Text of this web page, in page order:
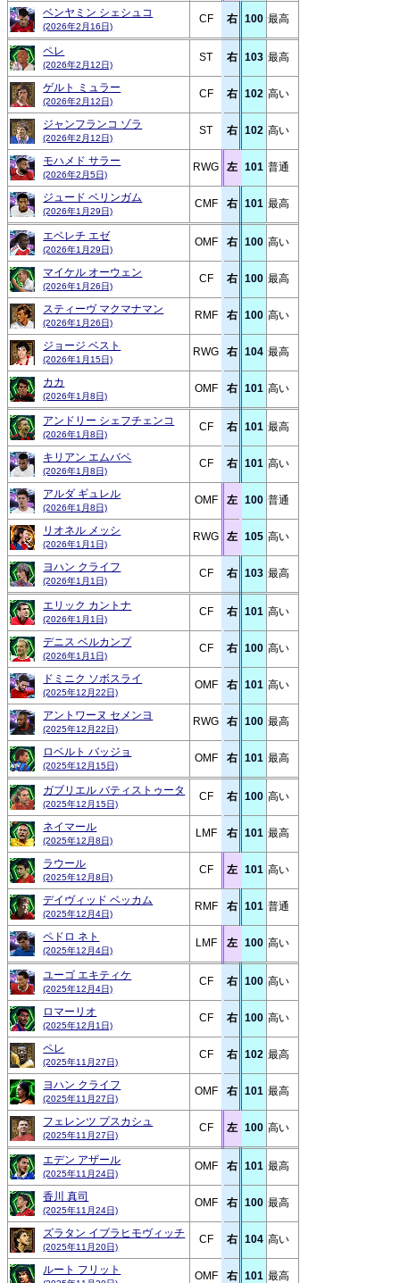
ベンヤミン シェシュコ
(2026年2月16日)
CF 右 100 最高
ペレ
(2026年2月12日)
ST 右 103 最高
ゲルト ミュラー
(2026年2月12日)
CF 右 102 高い
ジャンフランコ ゾラ
(2026年2月12日)
ST 右 102 高い
モハメド サラー
(2026年2月5日)
RWG 左 101 普通
ジュード ベリンガム
(2026年1月29日)
CMF 右 101 最高
エベレチ エゼ
(2026年1月29日)
OMF 右 100 高い
マイケル オーウェン
(2026年1月26日)
CF 右 100 最高
スティーヴ マクマナマン
(2026年1月26日)
RMF 右 100 高い
ジョージ ベスト
(2026年1月15日)
RWG 右 104 最高
カカ
(2026年1月8日)
OMF 右 101 高い
アンドリー シェフチェンコ
(2026年1月8日)
CF 右 101 最高
キリアン エムバペ
(2026年1月8日)
CF 右 101 高い
アルダ ギュレル
(2026年1月8日)
OMF 左 100 普通
リオネル メッシ
(2026年1月1日)
RWG 左 105 高い
ヨハン クライフ
(2026年1月1日)
CF 右 103 最高
エリック カントナ
(2026年1月1日)
CF 右 101 高い
デニス ベルカンプ
(2026年1月1日)
CF 右 100 高い
ドミニク ソボスライ
(2025年12月22日)
OMF 右 101 高い
アントワーヌ セメンヨ
(2025年12月22日)
RWG 右 100 最高
ロベルト バッジョ
(2025年12月15日)
OMF 右 101 最高
ガブリエル バティストゥータ
(2025年12月15日)
CF 右 100 高い
ネイマール
(2025年12月8日)
LMF 右 101 最高
ラウール
(2025年12月8日)
CF 左 101 高い
デイヴィッド ベッカム
(2025年12月4日)
RMF 右 101 普通
ペドロ ネト
(2025年12月4日)
LMF 左 100 高い
ユーゴ エキティケ
(2025年12月4日)
CF 右 100 高い
ロマーリオ
(2025年12月1日)
CF 右 100 高い
ペレ
(2025年11月27日)
CF 右 102 最高
ヨハン クライフ
(2025年11月27日)
OMF 右 101 最高
フェレンツ プスカシュ
(2025年11月27日)
CF 左 100 高い
エデン アザール
(2025年11月24日)
OMF 右 101 最高
香川 真司
(2025年11月24日)
OMF 右 100 最高
ズラタン イブラヒモヴィッチ
(2025年11月20日)
CF 右 104 高い
ルート フリット OMF 右 101 最高